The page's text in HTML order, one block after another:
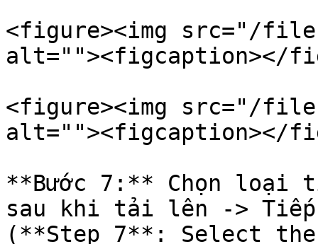
<figure><img src="/files/
alt=""><figcaption></
<figure><img src="/files/
alt=""><figcaption></
**Bước 7:** Chọn loại
sau khi tải lên ->
(**Step 7**: Select